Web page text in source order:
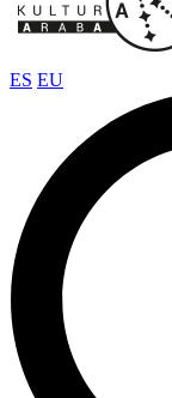
ES EU